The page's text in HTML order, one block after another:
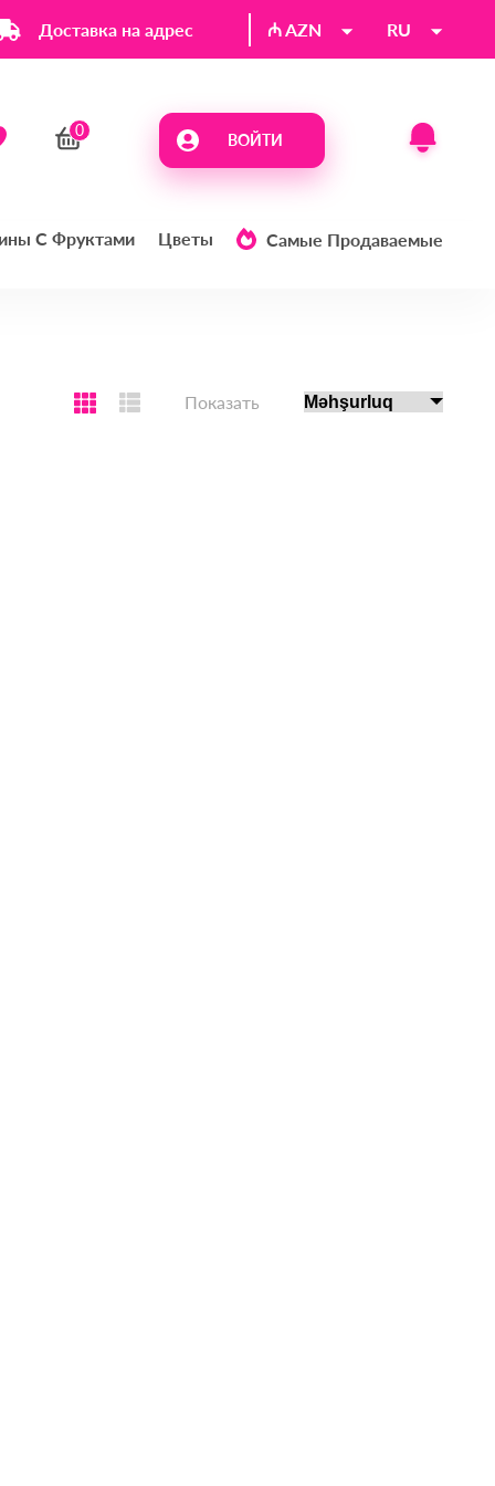
Доставка на адрес ₼ AZN RU
ВОЙТИ
С Фруктами Цветы Самые Продаваемые
Показать